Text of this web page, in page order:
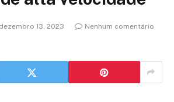
dezembro 13, 2023
Nenhum comentário